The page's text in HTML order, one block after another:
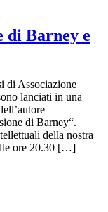
di Barney e
di Associazione
lanciati in una
di Barney“.
della nostra
ore 20.30 […]